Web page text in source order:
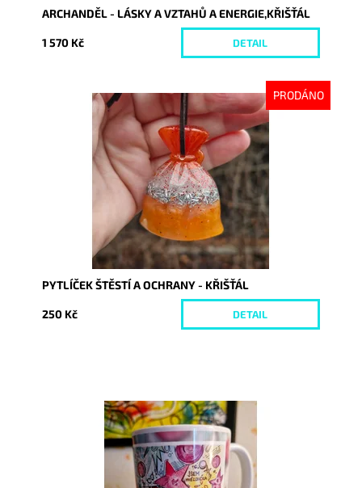
ARCHANDĚL - LÁSKY A VZTAHŮ A ENERGIE,KŘIŠŤÁL
1 570 Kč DETAIL
PRODÁNO
Dostupnost:
Vyprodáno
10456
PYTLÍČEK ŠTĚSTÍ A OCHRANY - KŘIŠŤÁL
250 Kč DETAIL
Skladem
10393